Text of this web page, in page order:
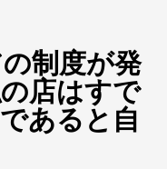
制度が発
店はすで
あると自